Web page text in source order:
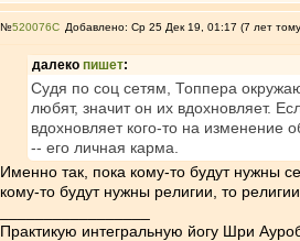
№520076 Добавлено: Ср 25 Дек 19, 01:17 (7 лет
далеко пишет:
Судя по соц сетям, Топпера
любят, значит он их вдохновляет.
вдохновляет кого-то на изменение
-- его личная карма.
Именно так, пока кому-то будут нужны
кому-то будут нужны религии, то
Практикую интегральную йогу Шри